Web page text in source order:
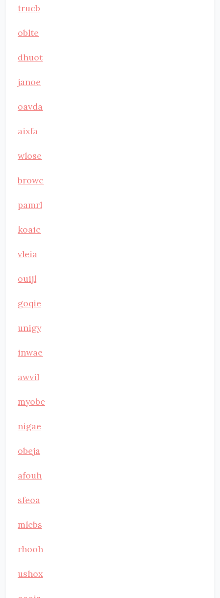
trucb
oblte
dhuot
janoe
oavda
aixfa
wlose
browc
pamrl
koaic
vleia
ouijl
goqie
unigy
inwae
awvil
myobe
nigae
obeja
afouh
sfeoa
mlebs
rhooh
ushox